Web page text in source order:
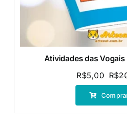
Atividades das Vogais
R$
R$5,00